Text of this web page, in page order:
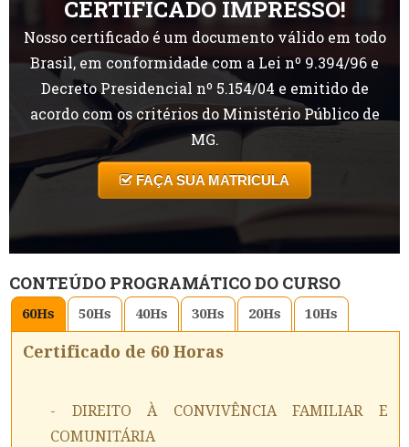
CERTIFICADO IMPRESSO!
Nosso certificado é um documento válido em todo
Brasil, em conformidade com a Lei nº 9.394/96 e
Decreto Presidencial nº 5.154/04 e emitido de
acordo com os critérios do Ministério Público de
MG.
FAÇA SUA MATRICULA
CONTEÚDO PROGRAMÁTICO DO CURSO
60Hs 50Hs 40Hs 30Hs 20Hs 10Hs
Certificado de 60 Horas
- DIREITO À CONVIVÊNCIA FAMILIAR E
COMUNITÁRIA